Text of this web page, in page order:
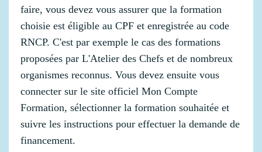
faire, vous devez vous assurer que la formation
choisie est éligible au CPF et enregistrée au code
RNCP. C'est par exemple le cas des formations
proposées par L'Atelier des Chefs et de nombreux
organismes reconnus. Vous devez ensuite vous
connecter sur le site officiel Mon Compte
Formation, sélectionner la formation souhaitée et
suivre les instructions pour effectuer la demande de
financement.